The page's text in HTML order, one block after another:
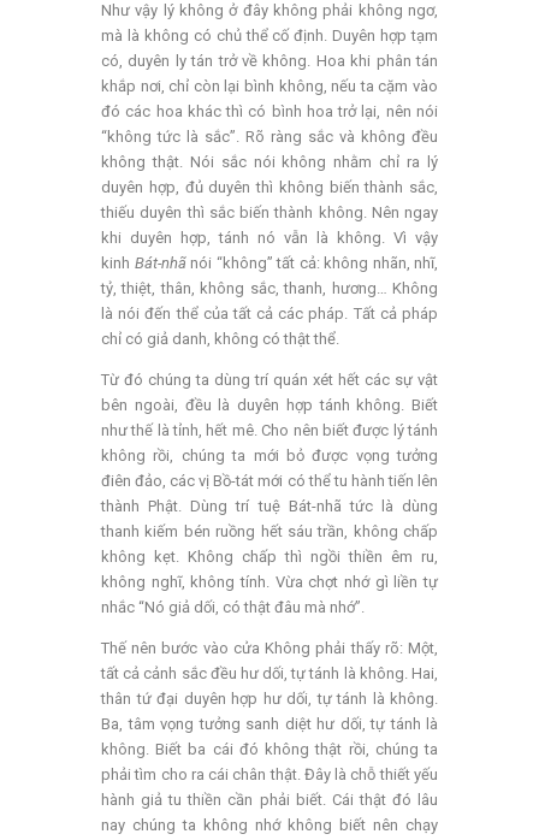
Như vậy lý không ở đây không phải không ngơ,
mà là không có chủ thể cố định. Duyên hợp tạm
có, duyên ly tán trở về không. Hoa khi phân tán
khắp nơi, chỉ còn lại bình không, nếu ta cặm vào
đó các hoa khác thì có bình hoa trở lại, nên nói
“không tức là sắc”. Rõ ràng sắc và không đều
không thật. Nói sắc nói không nhằm chỉ ra lý
duyên hợp, đủ duyên thì không biến thành sắc,
thiếu duyên thì sắc biến thành không. Nên ngay
khi duyên hợp, tánh nó vẫn là không. Vì vậy
kinh Bát-nhãnói “không” tất cả: không nhãn, nhĩ,
tỷ, thiệt, thân, không sắc, thanh, hương… Không
là nói đến thể của tất cả các pháp. Tất cả pháp
chỉ có giả danh, không có thật thể.
Từ đó chúng ta dùng trí quán xét hết các sự vật
bên ngoài, đều là duyên hợp tánh không. Biết
như thế là tỉnh, hết mê. Cho nên biết được lý tánh
không rồi, chúng ta mới bỏ được vọng tưởng
điên đảo, các vị Bồ-tát mới có thể tu hành tiến lên
thành Phật. Dùng trí tuệ Bát-nhã tức là dùng
thanh kiếm bén ruồng hết sáu trần, không chấp
không kẹt. Không chấp thì ngồi thiền êm ru,
không nghĩ, không tính. Vừa chợt nhớ gì liền tự
nhắc “Nó giả dối, có thật đâu mà nhớ”.
Thế nên bước vào cửa Không phải thấy rõ: Một,
tất cả cảnh sắc đều hư dối, tự tánh là không. Hai,
thân tứ đại duyên hợp hư dối, tự tánh là không.
Ba, tâm vọng tưởng sanh diệt hư dối, tự tánh là
không. Biết ba cái đó không thật rồi, chúng ta
phải tìm cho ra cái chân thật. Đây là chỗ thiết yếu
hành giả tu thiền cần phải biết. Cái thật đó lâu
nay chúng ta không nhớ không biết nên chạy